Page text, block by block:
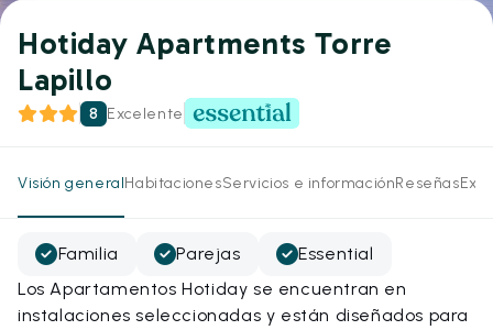
Hotiday Apartments Torre
Lapillo
8 Excelente
Visión generalHabitacionesServicios e informaciónReseñas
Familia Parejas
Essential
Los Apartamentos Hotiday se encuentran en
instalaciones seleccionadas y están diseñados para